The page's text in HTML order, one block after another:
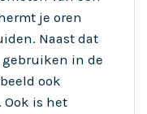
je oren
Naast dat
gebruiken in de
ook
Ook is het